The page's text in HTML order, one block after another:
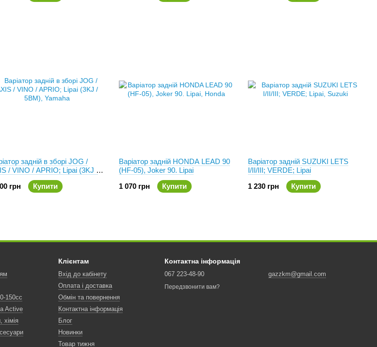
задній в зборі JOG /
/ VINO / APRIO; Lipai (3KJ /
грн
Купити
Варіатор задній HONDA LEAD 90
(HF-05), Joker 90. Lipai
1 070 грн
Купити
Варіатор задній SUZUKI LETS
I/II/III; VERDE; Lipai
1 230 грн
Купити
150сс
Active
хімія
Клієнтам
Вхід до кабінету
Оплата і доставка
Обмін та повернення
Контактна інформація
Блог
Новинки
Товар тижня
Контактна інформація
067 223-48-90
Передзвонити вам?
gazzkm@gmail.com